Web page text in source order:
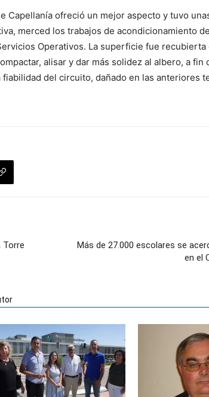
Capellanía ofreció un mejor aspecto y tuvo
merced los trabajos de acondicionamiento
Operativos. La superficie fue recubierta
alisar y dar más solidez al albero, a fin
del circuito, dañado en las anteriores
Torre
Más de 27.000 escolares se
en el